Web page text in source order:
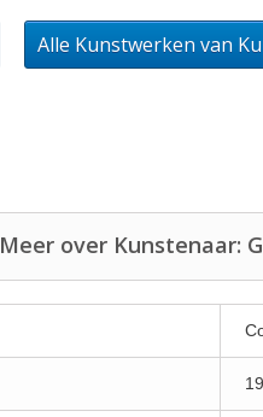
Alle Kunstwerken van
Meer over Kunstenaar: